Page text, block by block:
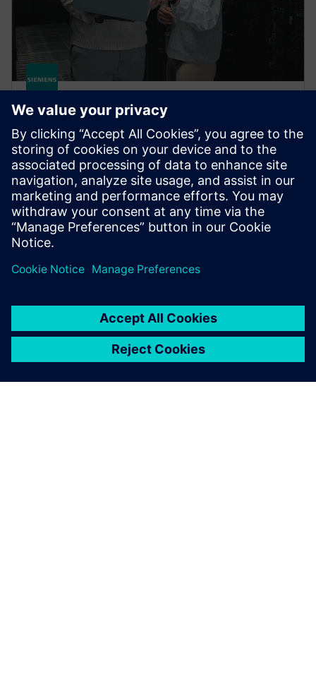
HPCWorks PBS Professional
Improve productivity, optimize utilization and
simplify cluster and cloud administration — from the
largest HPC workloads to millions of small, high-
throughput jobs.